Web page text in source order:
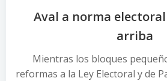
Aval a norma
arriba
Mientras los bloques
reformas a la Ley Electoral y de